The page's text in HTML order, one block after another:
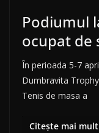
Podiumul
ocupat de
În perioada 5-7
Dumbravita
Tenis de masa a
Citește mai mult